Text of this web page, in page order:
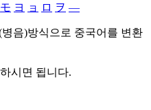
モ ヨ ョ ロ ヲ ―
병음)방식으로 중국어를 변환
시면 됩니다.